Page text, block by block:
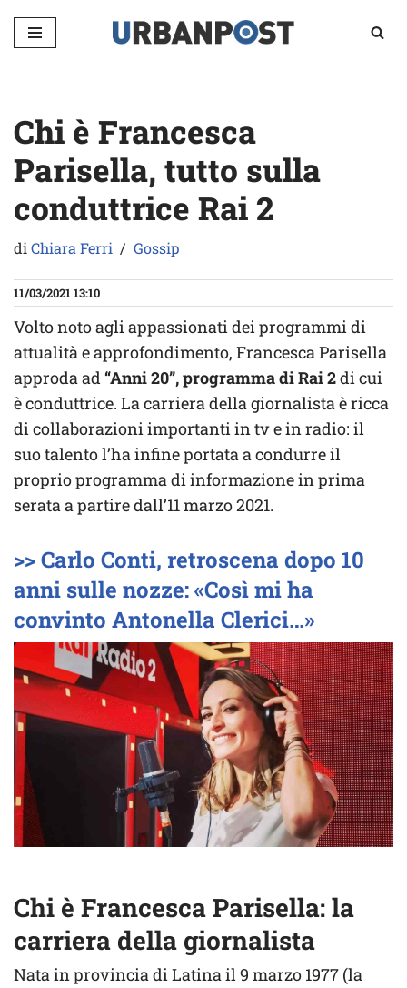
Vai
Chi è Francesca
Parisella, tutto sulla
conduttrice Rai 2
diChiara Ferri Gossip
11/03/2021 13:10
Volto noto agli appassionati dei programmi di
attualità e approfondimento, Francesca Parisella
approda ad“Anni 20”, programma di Rai 2di cui
è conduttrice. La carriera della giornalista è ricca
di collaborazioni importanti in tv e in radio: il
suo talento l’ha infine portata a condurre il
proprio programma di informazione in prima
serata a partire dall’11 marzo 2021.
>> Carlo Conti, retroscena dopo 10
anni sulle nozze: «Così mi ha
convinto Antonella Clerici…»
Chi è Francesca Parisella: la
carriera della giornalista
Nata in provincia di Latina il 9 marzo 1977 (la